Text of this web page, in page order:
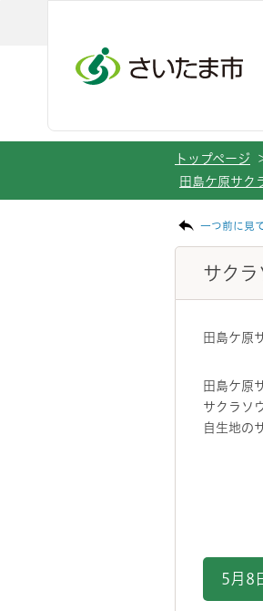
トップページ
田島ケ原サク
一つ前に見
サクラ
田島ケ原
田島ケ原
サクラソ
自生地の
5月8